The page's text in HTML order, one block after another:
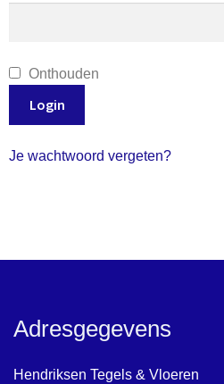
Onthouden
Login
Je wachtwoord vergeten?
Adresgegevens
Hendriksen Tegels & Vloeren